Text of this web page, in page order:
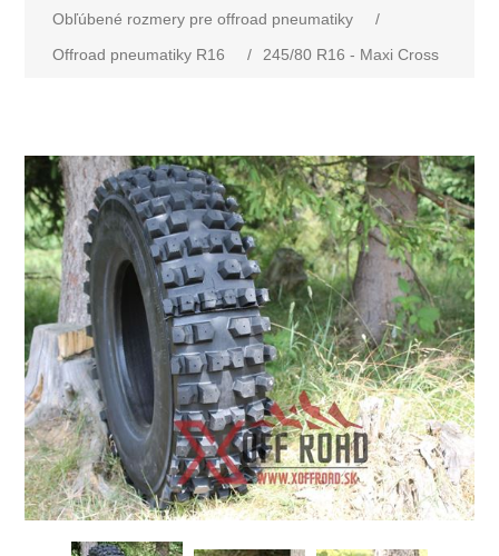
Obľúbené rozmery pre offroad pneumatiky
/
Offroad pneumatiky R16
/ 245/80 R16 - Maxi Cross